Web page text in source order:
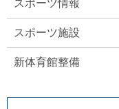
スポーツ情報
スポーツ施設
新体育館整備